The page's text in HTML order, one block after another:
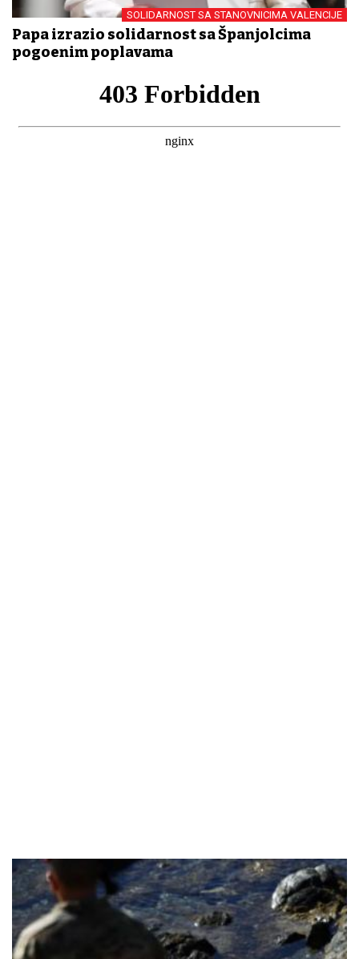
SOLIDARNOST SA STANOVNICIMA VALENCIJE
Papa izrazio solidarnost sa Španjolcima
pogođenim poplavama